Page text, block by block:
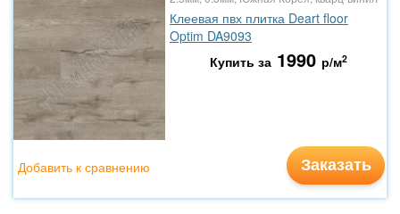
Клеевая пвх плитка Deart floor
Optim DA9093
Купить за 1990 р/м2
Заказать
Добавить к сравнению